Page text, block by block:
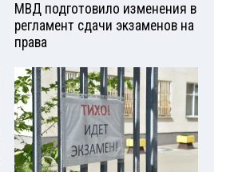
МВД подготовило изменения в
регламент сдачи экзаменов на
права